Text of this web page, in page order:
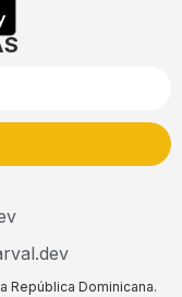
República Dominicana.